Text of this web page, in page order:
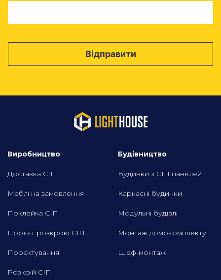
Виробництво
Доставка СІП
Меблі на замовлення
Поклейка СІП
Проєкт розкрою СІП
Проєктування
Розкрій СІП
Будівництво
Будинки з СІП панелей
Каркасні будинки
Модульні будівлі
Монтаж домокомплекту
Шеф-монтаж